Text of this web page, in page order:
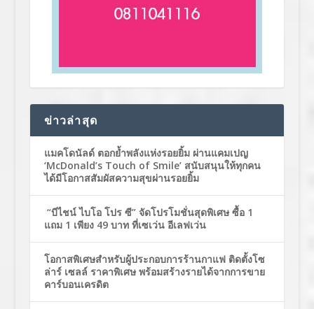
ข่าวล่าสุด
แมคโดนัลด์ ตอกย้ำพลังแห่งรอยยิ้ม ผ่านแคมเปญ
‘McDonald’s Touch of Smile’ สนับสนุนให้ทุกคน
ได้มีโอกาสสัมผัสความสุขผ่านรอยยิ้ม
“บีไชน์ ไบโอ โปร ซี” จัดโปรโมชั่นสุดพิเศษ ซื้อ 1
แถม 1 เพียง 49 บาท ที่เซเว่น อีเลฟเว่น
โอกาสพิเศษสำหรับผู้ประกอบการร้านกาแฟ ติดตั้งโซ
ล่าร์ เซลล์ ราคาพิเศษ พร้อมสร้างรายได้จากการขาย
คาร์บอนเครดิต